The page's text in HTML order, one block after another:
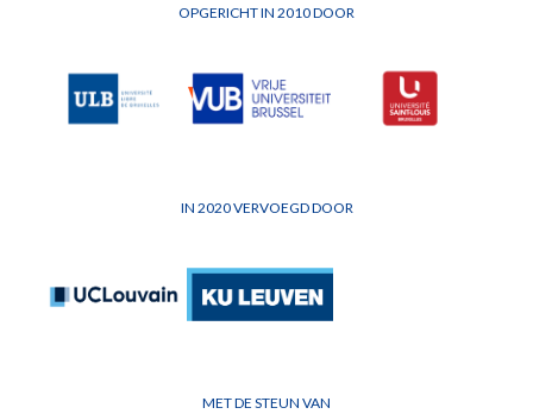
OPGERICHT IN 2010 DOOR
IN 2020 VERVOEGD DOOR
MET DE STEUN VAN